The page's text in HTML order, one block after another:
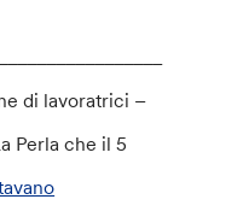
di lavoratrici –
Perla che il 5